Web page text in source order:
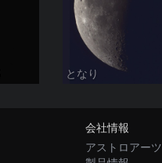
となり
会社情報
アストロアーツ